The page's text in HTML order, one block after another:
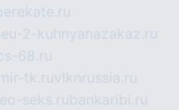
2-kuhnyanazakaz.ru
68.ru
mir-tk.ruvlknrussia.ru
seks.rubankaribi.ru